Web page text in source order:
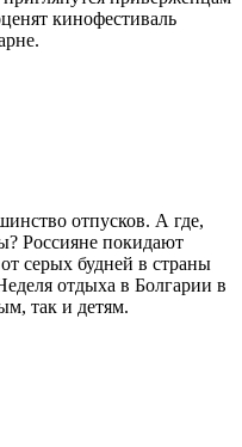
кинофестиваль
отпусков. А где,
Россияне покидают
серых будней в страны
отдыха в Болгарии в
так и детям.